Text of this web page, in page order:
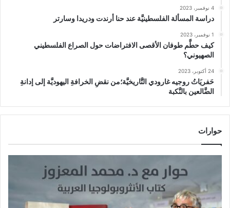
4 نوفمبر، 2023
دراسة المسألة الفلسطينيَّة عند حنا أرندت ودريدا وسارتر
1 نوفمبر، 2023
كيف حطَّم طوفان الأقصى الافتراضات حول الصراع الفلسطيني
الصهيوني؟
24 أكتوبر، 2023
حَفريَاتُ روجيه غارودي التَّاريخيَّة؛من نقضِ الخرافةِ اليهوديَّة إلى إدانةِ
الضَّالعين بالنَّكبة
حوارات